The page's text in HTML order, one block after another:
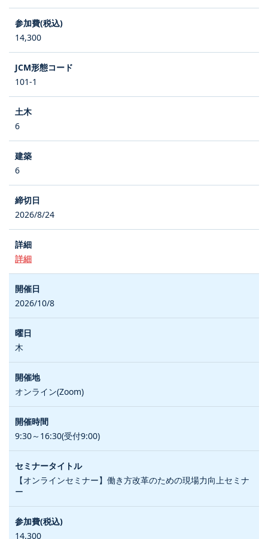
14,300
101-1
6
6
2026/8/24
詳細
2026/10/8
木
オンライン(Zoom)
9:30～16:30(受付9:00)
【オンラインセミナー】働き方改革のための現場力向上セミナ
ー
14,300